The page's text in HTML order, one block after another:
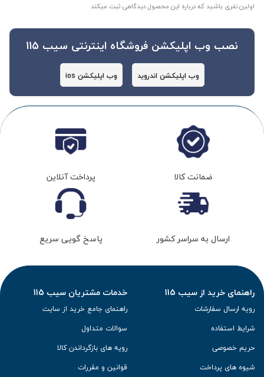
اولین نفری باشید که درباره این محصول دیدگاهی ثبت میکند
نصب وب اپلیکشن فروشگاه اینترنتی سیب 115
وب اپلیکشن اندروید وب اپلیکشن ios
ضمانت کالا پرداخت آنلاین
ارسال به سراسر کشور پاسخ گویی سریع
راهنمای خرید از سیب 115
رویه ارسال سفارشات
شرایط استفاده
حریم خصوصی
شیوه های پرداخت
خدمات مشتریان سیب 115
راهنمای جامع خرید از سایت
سوالات متداول
رویه های بازگرداندن کالا
قوانین و مقررات